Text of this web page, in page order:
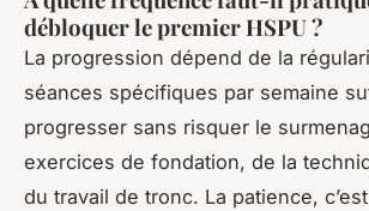
débloquer le premier HSPU ?
La progression dépend de la
séances spécifiques par semaine
progresser sans risquer le
exercices de fondation, de la
du travail de tronc. La patience,